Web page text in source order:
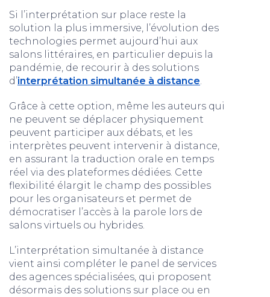
Si l’interprétation sur place reste la
solution la plus immersive, l’évolution des
technologies permet aujourd’hui aux
salons littéraires, en particulier depuis la
pandémie, de recourir à des solutions
d’interprétation simultanée à distance.
Grâce à cette option, même les auteurs qui
ne peuvent se déplacer physiquement
peuvent participer aux débats, et les
interprètes peuvent intervenir à distance,
en assurant la traduction orale en temps
réel via des plateformes dédiées. Cette
flexibilité élargit le champ des possibles
pour les organisateurs et permet de
démocratiser l’accès à la parole lors de
salons virtuels ou hybrides.
L’interprétation simultanée à distance
vient ainsi compléter le panel de services
des agences spécialisées, qui proposent
désormais des solutions sur place ou en